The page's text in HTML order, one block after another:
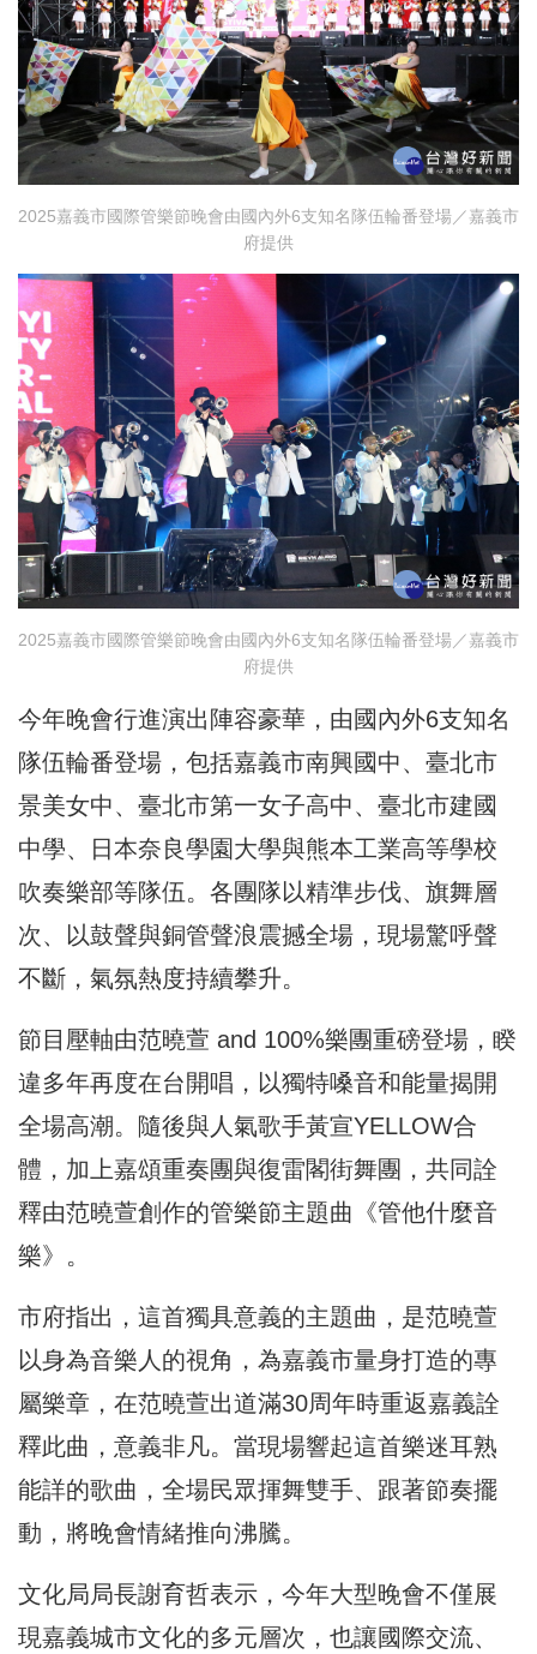
2025嘉義市國際管樂節晚會由國內外6支知名隊伍輪番登場／嘉義市
府提供
2025嘉義市國際管樂節晚會由國內外6支知名隊伍輪番登場／嘉義市
府提供
今年晚會行進演出陣容豪華，由國內外6支知名
隊伍輪番登場，包括嘉義市南興國中、臺北市
景美女中、臺北市第一女子高中、臺北市建國
中學、日本奈良學園大學與熊本工業高等學校
吹奏樂部等隊伍。各團隊以精準步伐、旗舞層
次、以鼓聲與銅管聲浪震撼全場，現場驚呼聲
不斷，氣氛熱度持續攀升。
節目壓軸由范曉萱 and 100%樂團重磅登場，睽
違多年再度在台開唱，以獨特嗓音和能量揭開
全場高潮。隨後與人氣歌手黃宣YELLOW合
體，加上嘉頌重奏團與復雷閣街舞團，共同詮
釋由范曉萱創作的管樂節主題曲《管他什麼音
樂》。
市府指出，這首獨具意義的主題曲，是范曉萱
以身為音樂人的視角，為嘉義市量身打造的專
屬樂章，在范曉萱出道滿30周年時重返嘉義詮
釋此曲，意義非凡。當現場響起這首樂迷耳熟
能詳的歌曲，全場民眾揮舞雙手、跟著節奏擺
動，將晚會情緒推向沸騰。
文化局局長謝育哲表示，今年大型晚會不僅展
現嘉義城市文化的多元層次，也讓國際交流、